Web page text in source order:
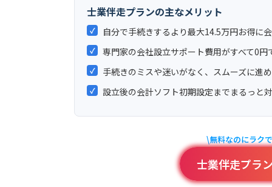
士業伴走プランの主なメリット
✓ 自分で手続きするより最大14.5万円お得に
✓ 専門家の会社設立サポート費用がすべて0円
✓ 手続きのミスや迷いがなく、スムーズに進
✓ 設立後の会計ソフト初期設定までまるっと
\無料なのにラク
士業伴走プラ